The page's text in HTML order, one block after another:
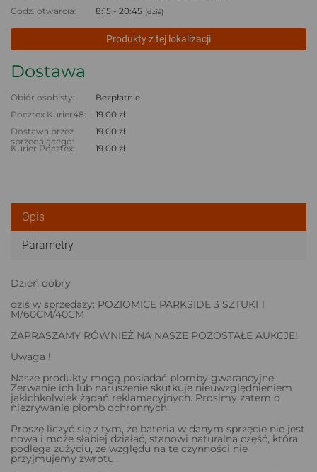
Godz. otwarcia:
8:15 - 20:45 (dziś)
Produkty z tej lokalizacji
Dostawa
Obiór osobisty:
Bezpłatnie
Pocztex Kurier48:
19.00 zł
Dostawa przez
sprzedającego:
19.00 zł
Kurier Pocztex:
19.00 zł
Opis
Parametry
Dzień dobry
dziś w sprzedaży: POZIOMICE PARKSIDE 3 SZTUKI 1
M/60CM/40CM
ZAPRASZAMY RÓWNIEŻ NA NASZE POZOSTAŁE AUKCJE!
Uwaga !
Nasze produkty mogą posiadać plomby gwarancyjne.
Zerwanie ich lub naruszenie skutkuje nieuwzględnieniem
jakichkolwiek żądań reklamacyjnych. Prosimy zatem o
niezrywanie plomb ochronnych.
Proszę liczyć się z tym, że bateria w danym sprzęcie nie jest
nowa i może słabiej działać, stanowi naturalną część, która
podlega zużyciu, ze względu na te czynności nie
przyjmujemy zwrotu.